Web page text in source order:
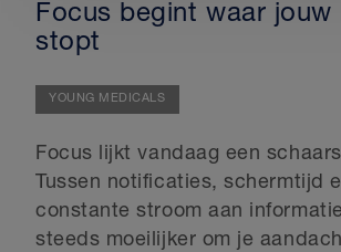
Focus begint waar jouw
stopt
YOUNG MEDICALS
Focus lijkt vandaag een
Tussen notificaties, schermtijd
constante stroom aan
steeds moeilijker om je